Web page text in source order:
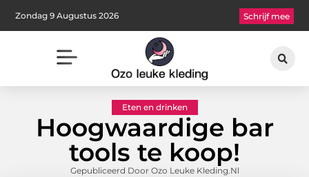
Zondag 9 Augustus 2026 Schrijf mee
Eten en drinken
Hoogwaardige bar
tools te koop!
Gepubliceerd Door Ozo Leuke Kleding.nl